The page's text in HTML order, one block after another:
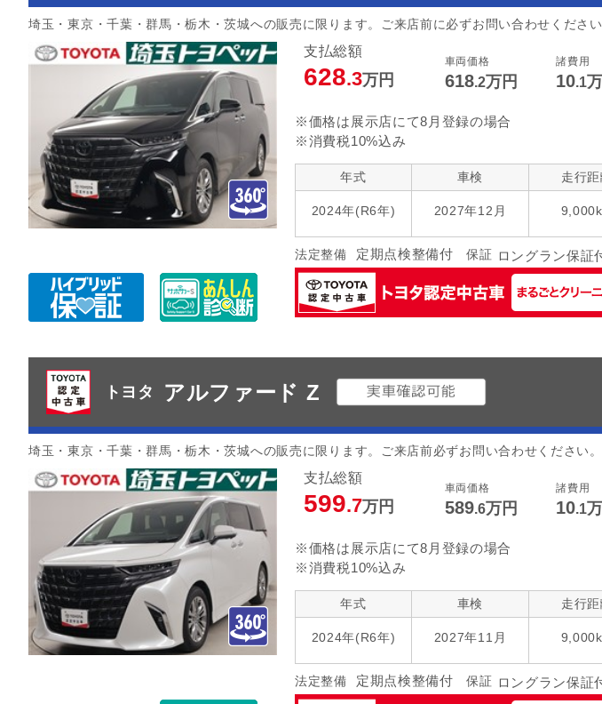
埼玉・東京・千葉・群馬・栃木・茨城への販売に限ります。ご来店前に必ずお問い合わせください
支払総額
628.3万円
車両価格
618.2万円
諸費用
10.1
※価格は展示店にて8月登録の場合
※消費税10%込み
年式
2024年(R6年)
車検
2027年12月
走行
法定整備 定期点検整備付 保証 ロングラン保証
トヨタ アルファード Z
埼玉・東京・千葉・群馬・栃木・茨城への販売に限ります。ご来店前必ずお問い合わせください。
支払総額
599.7万円
車両価格
589.6万円
諸費用
10.1
※価格は展示店にて8月登録の場合
※消費税10%込み
年式
2024年(R6年)
車検
2027年11月
走行
法定整備 定期点検整備付 保証 ロングラン保証